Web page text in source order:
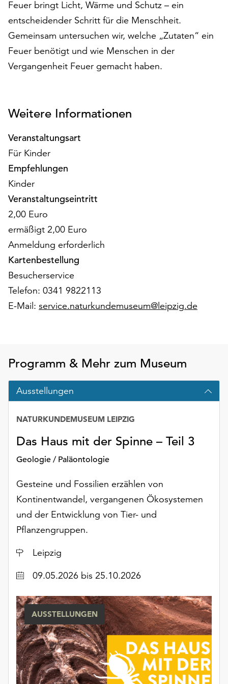
auf
„Alle
akzeptieren“,
um
alle
Cookies
können
Einverständnis
jederzeit
ändern
und
widerrufen.
Dafür
steht
Ihnen
am
Ende
der
die
Schaltfläche
„Cookie-
Cookies
werden
auch
ohne
Einverständnis
ausgeführt.
Möchten
die
verwendeten
Cookies
anpassen,
erreichen
die
über
Schaltfläche
„Auswählen“.
Weitere
Informationen
finden
Sie
Feuer bringt Licht, Wärme und Schutz – ein
entscheidender Schritt für die Menschheit.
Gemeinsam untersuchen wir, welche „Zutaten“ ein
Feuer benötigt und wie Menschen in der
Vergangenheit Feuer gemacht haben.
Weitere Informationen
Veranstaltungsart
Für Kinder
Empfehlungen
Kinder
Veranstaltungseintritt
2,00 Euro
ermäßigt 2,00 Euro
Anmeldung erforderlich
Kartenbestellung
Besucherservice
Telefon: 0341 9822113
E-Mail: service.naturkundemuseum@leipzig.de
Programm & Mehr zum Museum
Ausstellungen
Das Haus mit der Spinne – Teil 3
Geologie / Paläontologie
NATURKUNDEMUSEUM LEIPZIG
Gesteine und Fossilien erzählen von
Kontinentwandel, vergangenen Ökosystemen
und der Entwicklung von Tier- und
Pflanzengruppen.
Ort
Leipzig
Datum09.05.2026 bis 25.10.2026
AUSSTELLUNGEN